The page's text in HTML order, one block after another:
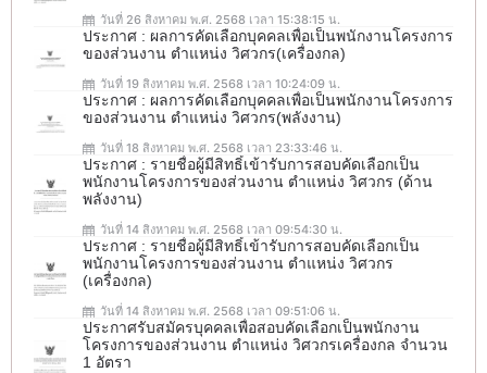
วันที่ 26 สิงหาคม พ.ศ. 2568 เวลา 15:38:15 น.
ประกาศ : ผลการคัดเลือกบุคคลเพื่อเป็นพนักงานโครงการ
ของส่วนงาน ตำแหน่ง วิศวกร(เครื่องกล)
วันที่ 19 สิงหาคม พ.ศ. 2568 เวลา 10:24:09 น.
ประกาศ : ผลการคัดเลือกบุคคลเพื่อเป็นพนักงานโครงการ
ของส่วนงาน ตำแหน่ง วิศวกร(พลังงาน)
วันที่ 18 สิงหาคม พ.ศ. 2568 เวลา 23:33:46 น.
ประกาศ : รายชื่อผู้มีสิทธิ์เข้ารับการสอบคัดเลือกเป็น
พนักงานโครงการของส่วนงาน ตำแหน่ง วิศวกร (ด้าน
พลังงาน)
วันที่ 14 สิงหาคม พ.ศ. 2568 เวลา 09:54:30 น.
ประกาศ : รายชื่อผู้มีสิทธิ์เข้ารับการสอบคัดเลือกเป็น
พนักงานโครงการของส่วนงาน ตำแหน่ง วิศวกร
(เครื่องกล)
วันที่ 14 สิงหาคม พ.ศ. 2568 เวลา 09:51:06 น.
ประกาศรับสมัครบุคคลเพื่อสอบคัดเลือกเป็นพนักงาน
โครงการของส่วนงาน ตำแหน่ง วิศวกรเครื่องกล จำนวน
1 อัตรา